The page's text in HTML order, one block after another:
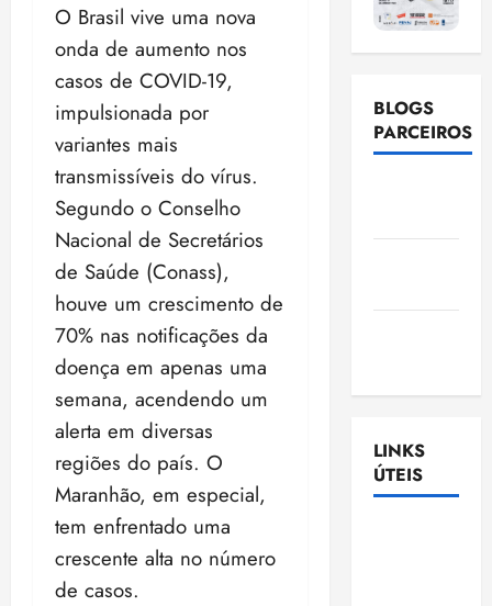
O Brasil vive uma nova
onda de aumento nos
casos de COVID-19,
impulsionada por
variantes mais
transmissíveis do vírus.
Segundo o Conselho
Nacional de Secretários
de Saúde (Conass),
houve um crescimento de
70% nas notificações da
doença em apenas uma
semana, acendendo um
alerta em diversas
regiões do país. O
Maranhão, em especial,
tem enfrentado uma
crescente alta no número
de casos.
BLOGS
PARCEIROS
LINKS
ÚTEIS